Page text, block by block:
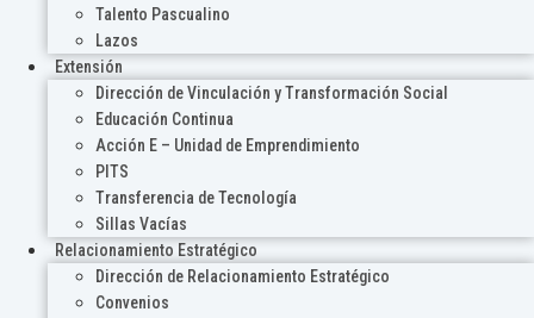
Talento Pascualino
Lazos
Extensión
Dirección de Vinculación y Transformación Social
Educación Continua
Acción E – Unidad de Emprendimiento
PITS
Transferencia de Tecnología
Sillas Vacías
Relacionamiento Estratégico
Dirección de Relacionamiento Estratégico
Convenios